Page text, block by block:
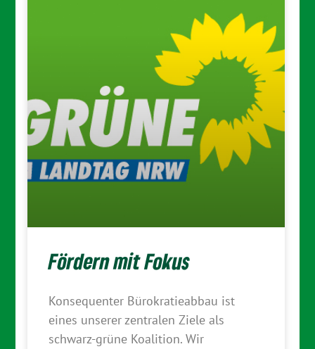
Fördern mit Fokus
Konsequenter Bürokratieabbau ist
eines unserer zentralen Ziele als
schwarz-grüne Koalition. Wir